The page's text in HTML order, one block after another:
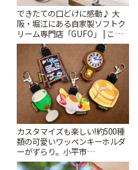
できたての口どけに感動♪ 大
阪・堀江にある自家製ソフトク
リーム専門店「GUFO」 | こと
りっぷ
カスタマイズも楽しい!約500種
類の可愛いワッペンキーホルダ
ーがずらり。小平市
「Kimamaya T&K」 | ことりっ